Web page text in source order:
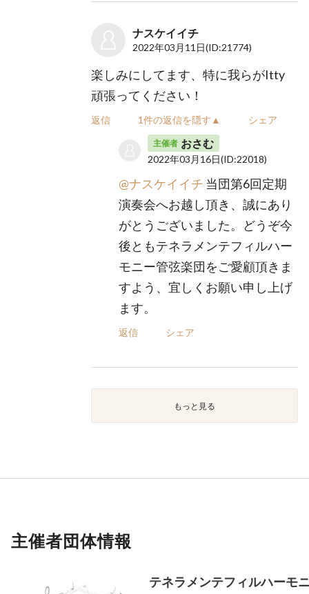
ナスケイイチ
2022年03月11日(ID:21774)
楽しみにしてます、特に我らがItty
頑張ってください！
返信 1件の返信を隠す▲ シェア
主催者 おさむ
2022年03月16日(ID:22018)
@ナスケイイチ 当団第6回定期
演奏会へお越し頂き、誠にあり
がとうございました。どうぞ今
後ともテネラメンテフィルハー
モニー管弦楽団をご愛顧頂きま
すよう、宜しくお願い申し上げ
ます。
返信 シェア
もっと見る
主催者団体情報
テネラメンテフィルハーモ